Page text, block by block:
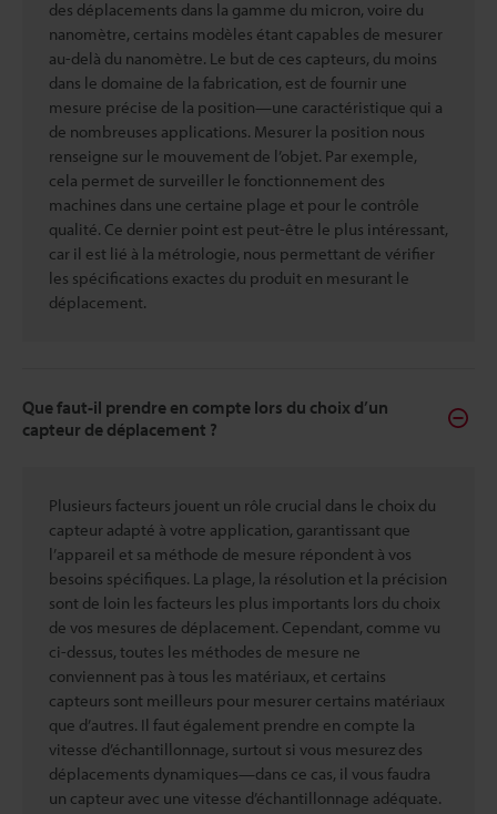
des déplacements dans la gamme du micron, voire du
nanomètre, certains modèles étant capables de mesurer
au-delà du nanomètre. Le but de ces capteurs, du moins
dans le domaine de la fabrication, est de fournir une
mesure précise de la position—une caractéristique qui a
de nombreuses applications. Mesurer la position nous
renseigne sur le mouvement de l’objet. Par exemple,
cela permet de surveiller le fonctionnement des
machines dans une certaine plage et pour le contrôle
qualité. Ce dernier point est peut-être le plus intéressant,
car il est lié à la métrologie, nous permettant de vérifier
les spécifications exactes du produit en mesurant le
déplacement.
Que faut-il prendre en compte lors du choix d’un
capteur de déplacement ?
Plusieurs facteurs jouent un rôle crucial dans le choix du
capteur adapté à votre application, garantissant que
l’appareil et sa méthode de mesure répondent à vos
besoins spécifiques. La plage, la résolution et la précision
sont de loin les facteurs les plus importants lors du choix
de vos mesures de déplacement. Cependant, comme vu
ci-dessus, toutes les méthodes de mesure ne
conviennent pas à tous les matériaux, et certains
capteurs sont meilleurs pour mesurer certains matériaux
que d’autres. Il faut également prendre en compte la
vitesse d’échantillonnage, surtout si vous mesurez des
déplacements dynamiques—dans ce cas, il vous faudra
un capteur avec une vitesse d’échantillonnage adéquate.